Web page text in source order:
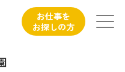
お仕事を
お探しの方